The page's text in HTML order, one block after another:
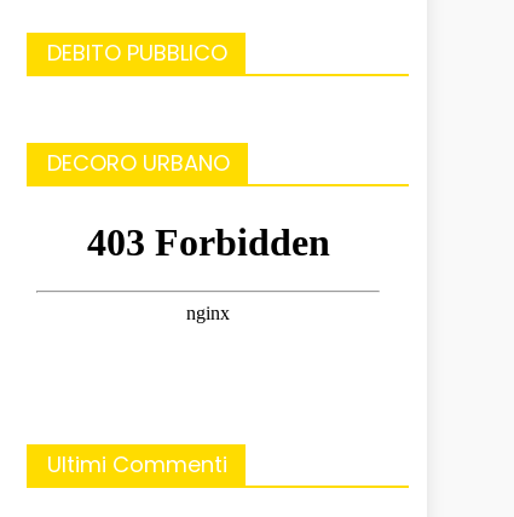
DEBITO PUBBLICO
DECORO URBANO
Ultimi Commenti